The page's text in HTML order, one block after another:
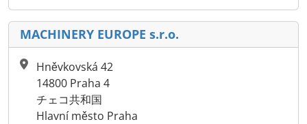
MACHINERY EUROPE s.r.o.
Hněvkovská 42
14800 Praha 4
チェコ共和国
Hlavní město Praha